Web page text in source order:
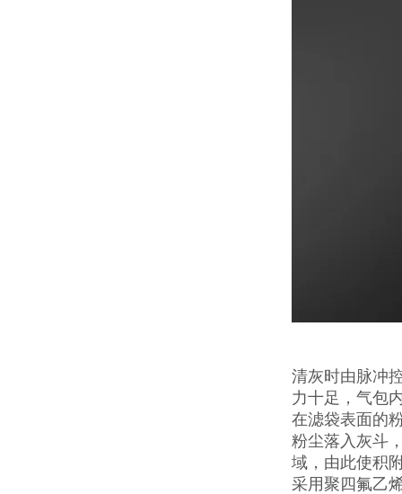
清灰时由脉冲
力十足，气包
在滤袋表面的
粉尘落入灰斗
域，由此使积
采用聚四氟乙